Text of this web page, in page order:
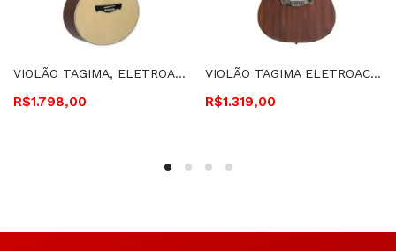
VIOLÃO TAGIMA, ELETROACÚSTICO, CUTAWAY, MINI JUMBO, C DE AÇO – JF EQ N HAMPTON
R$1.798,00
VIOLÃO TAGIMA ELETROACÚSTICO, CUTAWAY, FLAT, CORDAS DE AÇO – SAN FRANCISCO
R$1.319,00